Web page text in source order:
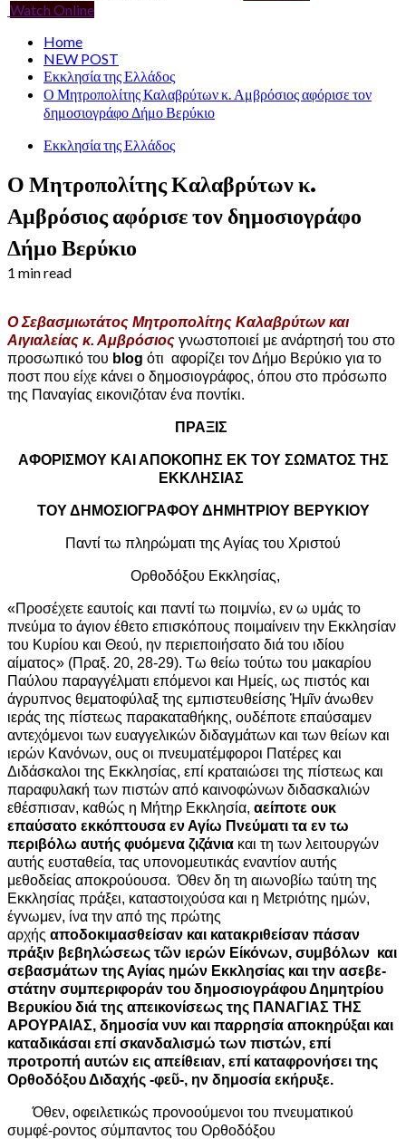
Watch Online
Home
NEW POST
Εκκλησία της Ελλάδος
Ο Μητροπολίτης Καλαβρύτων κ. Αμβρόσιος αφόρισε τον
δημοσιογράφο Δήμο Βερύκιο
Εκκλησία της Ελλάδος
Ο Μητροπολίτης Καλαβρύτων κ.
Αμβρόσιος αφόρισε τον δημοσιογράφο
Δήμο Βερύκιο
1 min read
Ο Σεβασμιωτάτος Μητροπολίτης Καλαβρύτων και
Αιγιαλείας κ. Αμβρόσιος γνωστοποιεί με ανάρτησή του στο
προσωπικό του blog ότι αφορίζει τον Δήμο Βερύκιο για το
ποστ που είχε κάνει ο δημοσιογράφος, όπου στο πρόσωπο
της Παναγίας εικονιζόταν ένα ποντίκι.
ΠΡΑΞΙΣ
ΑΦΟΡΙΣΜΟΥ ΚΑΙ ΑΠΟΚΟΠΗΣ ΕΚ ΤΟΥ ΣΩΜΑΤΟΣ ΤΗΣ
ΕΚΚΛΗΣΙΑΣ
ΤΟΥ ΔΗΜΟΣΙΟΓΡΑΦΟΥ ΔΗΜΗΤΡΙΟΥ ΒΕΡΥΚΙΟΥ
Παντί τω πληρώματι της Αγίας του Χριστού
Ορθοδόξου Εκκλησίας,
«Προσέχετε εαυτοίς και παντί τω ποιμνίω, εν ω υμάς το
πνεύμα το άγιον έθετο επισκόπους ποιμαίνειν την Εκκλησίαν
του Κυρίου και Θεού, ην περιεποιήσατο διά του ιδίου
αίματος» (Πραξ. 20, 28-29). Τω θείω τούτω του μακαρίου
Παύλου παραγγέλματι επόμενοι και Ημείς, ως πιστός και
άγρυπνος θεματοφύλαξ της εμπιστευθείσης Ἡμῖν άνωθεν
ιεράς της πίστεως παρακαταθήκης, ουδέποτε επαύσαμεν
αντεχόμενοι των ευαγγελικών διδαγμάτων και των θείων και
ιερών Κανόνων, ους οι πνευματέμφοροι Πατέρες και
Διδάσκαλοι της Εκκλησίας, επί κραταιώσει της πίστεως και
παραφυλακή των πιστών από καινοφώνων διδασκαλιών
εθέσπισαν, καθώς η Μήτηρ Εκκλησία, αείποτε ουκ
επαύσατο εκκόπτουσα εν Αγίω Πνεύματι τα εν τω
περιβόλω αυτής φυόμενα ζιζάνια και τη των λειτουργών
αυτής ευσταθεία, τας υπονομευτικάς εναντίον αυτής
μεθοδείας αποκρούουσα. Όθεν δη τη αιωνοβίω ταύτη της
Εκκλησίας πράξει, καταστοιχούσα και η Μετριότης ημών,
έγνωμεν, ίνα την από της πρώτης
αρχής αποδοκιμασθείσαν και κατακριθείσαν πάσαν
πράξιν βεβηλώσεως τῶν ιερών Είκόνων, συμβόλων και
σεβασμάτων της Αγίας ημών Εκκλησίας και την ασεβε-
στάτην συμπεριφοράν του δημοσιογράφου Δημητρίου
Βερυκίου διά της απεικονίσεως της ΠΑΝΑΓΙΑΣ ΤΗΣ
ΑΡΟΥΡΑΙΑΣ, δημοσία νυν και παρρησία αποκηρύξαι και
καταδικάσαι επί σκανδαλισμώ των πιστών, επί
προτροπή αυτών εις απείθειαν, επί καταφρονήσει της
Ορθοδόξου Διδαχής -φεῦ-, ην δημοσία εκήρυξε.
Όθεν, οφειλετικώς προνοούμενοι του πνευματικού
συμφέ-ροντος σύμπαντος του Ορθοδόξου